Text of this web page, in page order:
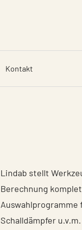
Kontakt
Lindab stellt
Berechnung
Auswahlprogramme
Schalldämpfer